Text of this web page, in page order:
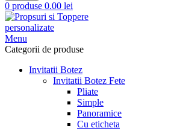
0 produse 0.00 lei
Menu
Categorii de produse
Invitatii Botez
Invitatii Botez Fete
Pliate
Simple
Panoramice
Cu eticheta